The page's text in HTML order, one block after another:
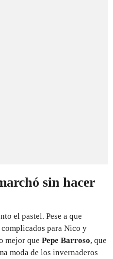
sin hacer
el pastel. Pese a que
para Nico y
mejor que Pepe Barroso, que
moda de los invernaderos